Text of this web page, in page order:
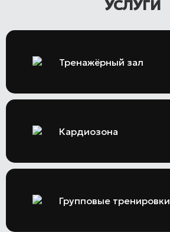
УСЛУГИ
Тренажёрный зал
Кардиозона
Групповые тренировки